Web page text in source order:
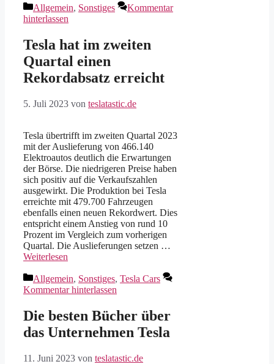
Kategorien
Allgemein, Sonstiges
Kommentar
hinterlassen
Tesla hat im zweiten
Quartal einen
Rekordabsatz erreicht
5. Juli 2023 von teslatastic.de
Tesla übertrifft im zweiten Quartal 2023
mit der Auslieferung von 466.140
Elektroautos deutlich die Erwartungen
der Börse. Die niedrigeren Preise haben
sich positiv auf die Verkaufszahlen
ausgewirkt. Die Produktion bei Tesla
erreichte mit 479.700 Fahrzeugen
ebenfalls einen neuen Rekordwert. Dies
entspricht einem Anstieg von rund 10
Prozent im Vergleich zum vorherigen
Quartal. Die Auslieferungen setzen …
Weiterlesen
Kategorien
Allgemein, Sonstiges, Tesla Cars
Kommentar hinterlassen
Die besten Bücher über
das Unternehmen Tesla
11. Juni 2023 von teslatastic.de